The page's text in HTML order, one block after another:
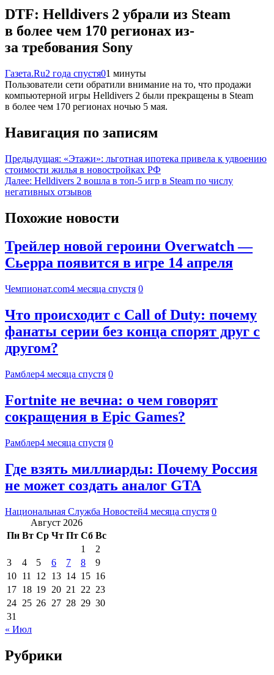
DTF: Helldivers 2 убрали из Steam
в более чем 170 регионах из-
за требования Sony
Газета.Ru2 года спустя01 минуты
Пользователи сети обратили внимание на то, что продажи
компьютерной игры Helldivers 2 были прекращены в Steam
в более чем 170 регионах ночью 5 мая.
Навигация по записям
Предыдущая: «Этажи»: льготная ипотека привела к удвоению
стоимости жилья в новостройках РФ
Далее: Helldivers 2 вошла в топ-5 игр в Steam по числу
негативных отзывов
Похожие новости
Трейлер новой героини Overwatch —
Сьерра появится в игре 14 апреля
Чемпионат.com4 месяца спустя 0
Что происходит с Call of Duty: почему
фанаты серии без конца спорят друг с
другом?
Рамблер4 месяца спустя 0
Fortnite не вечна: о чем говорят
сокращения в Epic Games?
Рамблер4 месяца спустя 0
Где взять миллиарды: Почему Россия
не может создать аналог GTA
Национальная Служба Новостей4 месяца спустя 0
Август 2026
Пн Вт Ср Чт Пт Сб Вс
1
2
3
4 5 6 7 8
9
10 11 12 13 14 15 16
17 18 19 20 21 22 23
24 25 26 27 28 29 30
31
« Июл
Рубрики